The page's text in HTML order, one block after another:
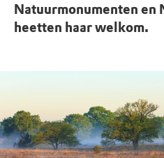
Natuurmonumenten en
heetten haar welkom.